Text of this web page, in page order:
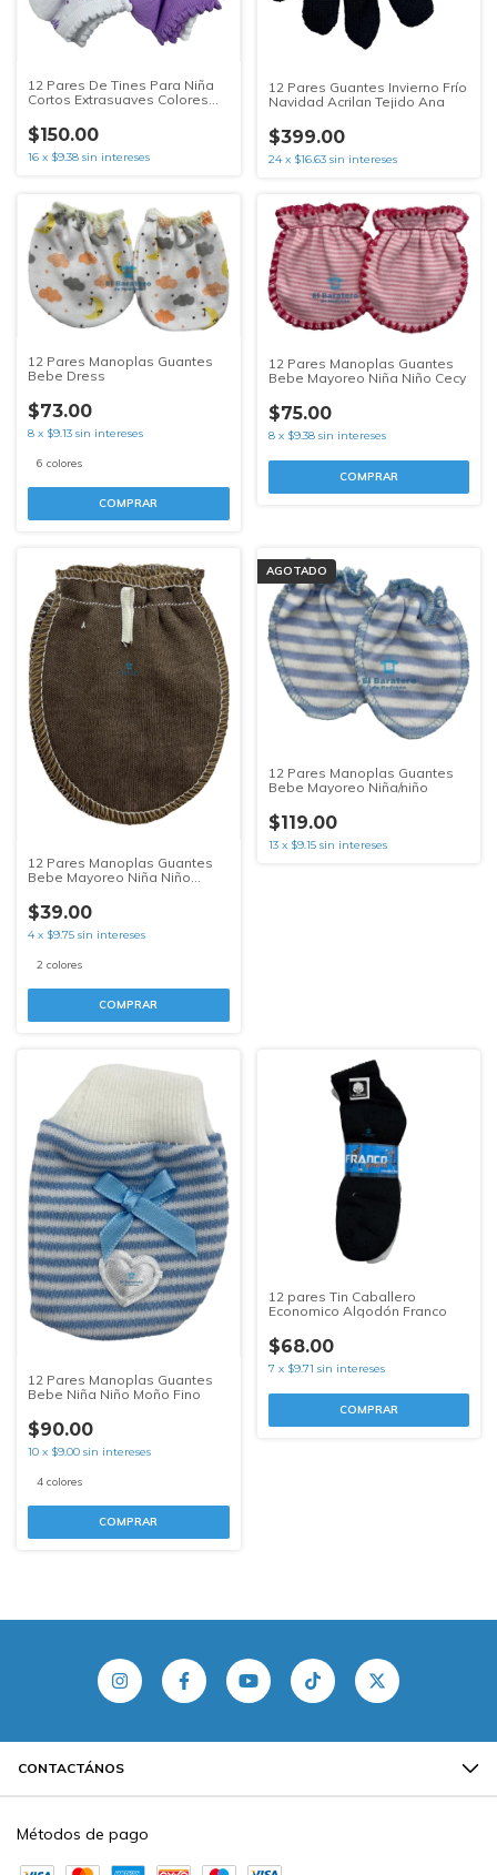
12 Pares De Tines Para Niña
Cortos Extrasuaves Colores
$150.00
16 x $9.38 sin intereses
12 Pares Guantes Invierno Frío
Navidad Acrilan Tejido Ana
$399.00
24 x $16.63 sin intereses
12 Pares Manoplas Guantes
Bebe Dress
$73.00
8 x $9.13 sin intereses
6 colores
COMPRAR
12 Pares Manoplas Guantes
Bebe Mayoreo Niña Niño Cecy
$75.00
8 x $9.38 sin intereses
COMPRAR
12 Pares Manoplas Guantes
Bebe Mayoreo Niña Niño
$39.00
4 x $9.75 sin intereses
2 colores
COMPRAR
AGOTADO
12 Pares Manoplas Guantes
Bebe Mayoreo Niña/niño
$119.00
13 x $9.15 sin intereses
12 Pares Manoplas Guantes
Bebe Niña Niño Moño Fino
$90.00
10 x $9.00 sin intereses
4 colores
COMPRAR
12 pares Tin Caballero
Economico Algodón Franco
$68.00
7 x $9.71 sin intereses
COMPRAR
CONTACTÁNOS
Métodos de pago